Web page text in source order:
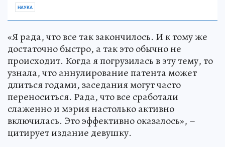
НАУКА
«Я рада, что все так закончилось. И к тому же
достаточно быстро, а так это обычно не
происходит. Когда я погрузилась в эту тему, то
узнала, что аннулирование патента может
длиться годами, заседания могут часто
переноситься. Рада, что все сработали
слаженно и мэрия настолько активно
включилась. Это эффективно оказалось», –
цитирует издание девушку.